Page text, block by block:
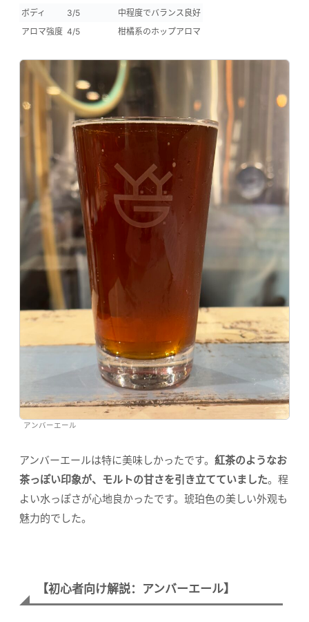
ボディ
3/5
中程度でバランス良好
アロマ強度 4/5 柑橘系のホップアロマ
アンバーエール
アンバーエールは特に美味しかったです。 紅茶のようなお
茶っぽい印象が、モルトの甘さを引き立てていました。程
よい水っぽさが心地良かったです。琥珀色の美しい外观も
魅力的でした。
【初心者向け解説：アンバーエール】